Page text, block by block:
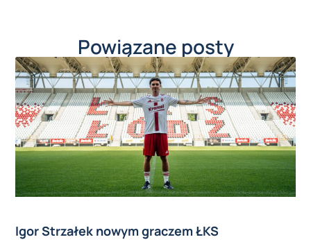
Powiązane posty
Igor Strzałek nowym graczem ŁKS